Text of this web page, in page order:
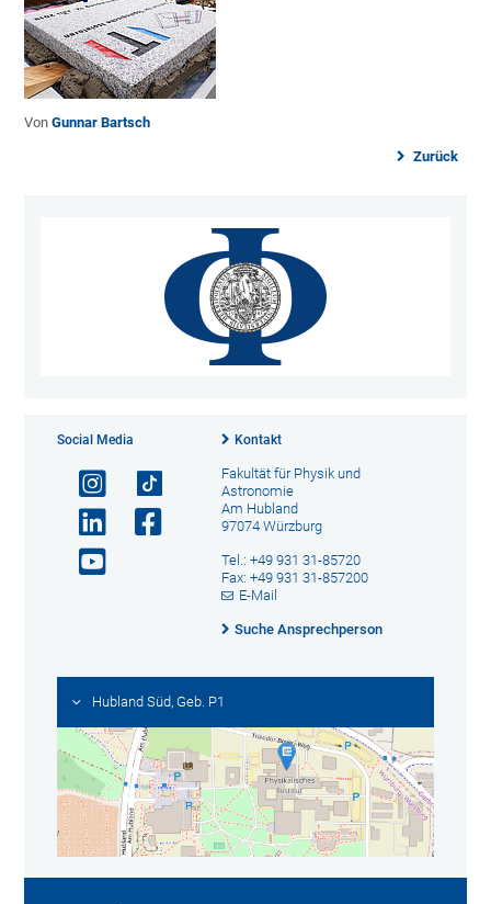
VonGunnar Bartsch
Zurück
Social Media Kontakt
Fakultät für Physik und
Astronomie
Am Hubland
97074 Würzburg
Tel.: +49 931 31-85720
Fax: +49 931 31-857200
E-Mail
Suche Ansprechperson
Hubland Süd, Geb. P1